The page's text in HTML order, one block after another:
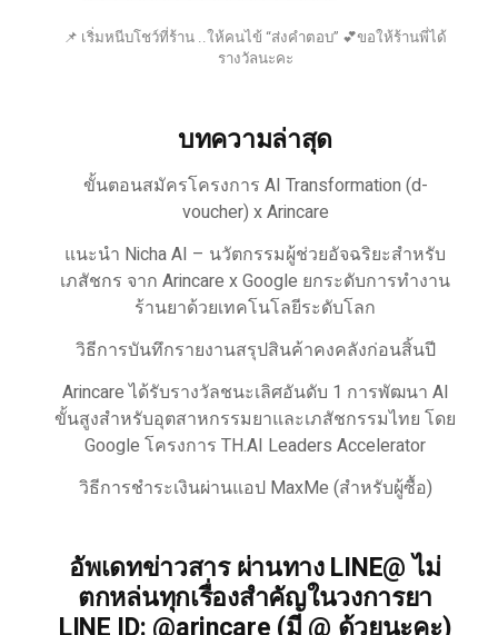
📌 เริ่มหนีบโชว์ที่ร้าน ..ให้คนไข้ “ส่งคำตอบ” 💕ขอให้ร้านพี่ได้
รางวัลนะคะ
บทความล่าสุด
ขั้นตอนสมัครโครงการ AI Transformation (d-
voucher) x Arincare
แนะนำ Nicha AI – นวัตกรรมผู้ช่วยอัจฉริยะสำหรับ
เภสัชกร จาก Arincare x Google ยกระดับการทำงาน
ร้านยาด้วยเทคโนโลยีระดับโลก
วิธีการบันทึกรายงานสรุปสินค้าคงคลังก่อนสิ้นปี
Arincare ได้รับรางวัลชนะเลิศอันดับ 1 การพัฒนา AI
ขั้นสูงสำหรับอุตสาหกรรมยาและเภสัชกรรมไทย โดย
Google โครงการ TH.AI Leaders Accelerator
วิธีการชำระเงินผ่านแอป MaxMe (สำหรับผู้ซื้อ)
อัพเดทข่าวสาร ผ่านทาง LINE@ ไม่
ตกหล่นทุกเรื่องสำคัญในวงการยา